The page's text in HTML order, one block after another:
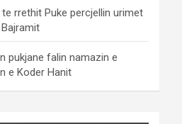
rrethit Puke percjellin urimet
pukjane falin namazin e
e Koder Hanit